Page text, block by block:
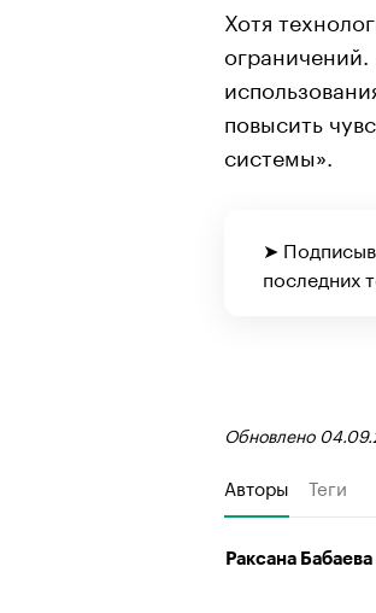
Хотя
повысить
системы».
➤
последних
Обновлено
Авторы Теги
Раксана Бабаева